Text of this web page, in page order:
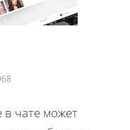
в чате может